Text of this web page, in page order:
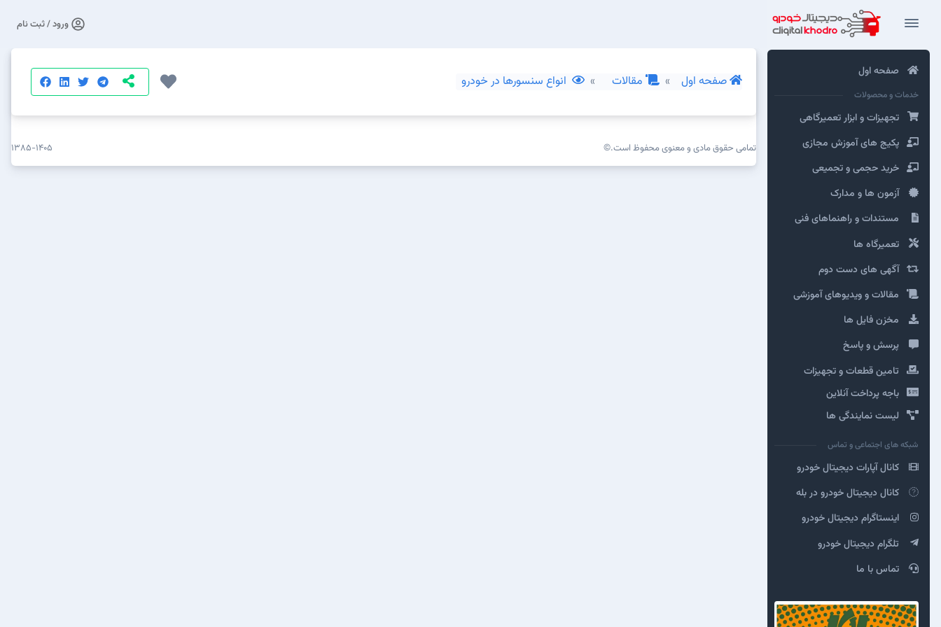
صفحه اول
خدمات و محصولات
تجهیزات و ابزار تعمیرگاهی
پکیج های آموزش مجازی
خرید حجمی و تجمیعی
آزمون ها و مدارک
مستندات و راهنماهای فنی
تعمیرگاه ها
آگهی های دست دوم
مقالات و ویدیوهای آموزشی
مخزن فایل ها
پرسش و پاسخ
تامین قطعات و تجهیزات
باجه پرداخت آنلاین
لیست نمایندگی ها
شبکه های اجتماعی و تماس
کانال آپارات دیجیتال خودرو
کانال دیجیتال خودرو در بله
اینستاگرام دیجیتال خودرو
تلگرام دیجیتال خودرو
تماس با ما
ورود / ثبت نام
صفحه اول مقالات انواع سنسورها در خودرو
تمامی حقوق مادی و معنوی محفوظ است.© ۱۳۸۵-۱۴۰۵